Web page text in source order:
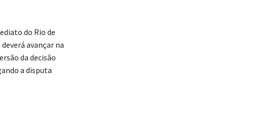
do Rio de
avançar na
da decisão
a disputa